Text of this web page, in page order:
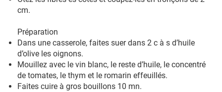
cm.
Préparation
Dans une casserole, faites suer dans 2 c à s d’huile
d’olive les oignons.
Mouillez avec le vin blanc, le reste d’huile, le concentré
de tomates, le thym et le romarin effeuillés.
Faites cuire à gros bouillons 10 mn.